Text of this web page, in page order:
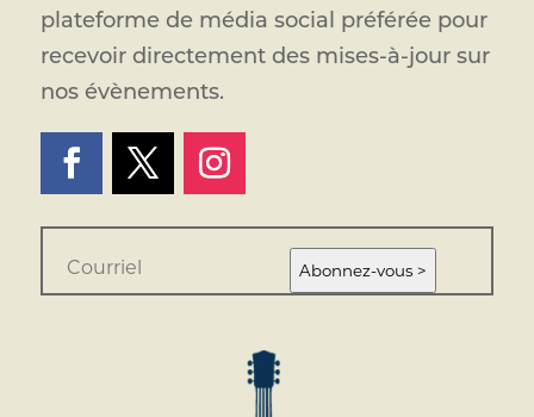
plateforme de média social préférée pour
recevoir directement des mises-à-jour sur
nos évènements.
a
Abonnez-vous >